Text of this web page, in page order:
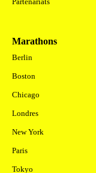
Marathons
Berlin
Boston
Chicago
Londres
New York
Paris
Tokyo